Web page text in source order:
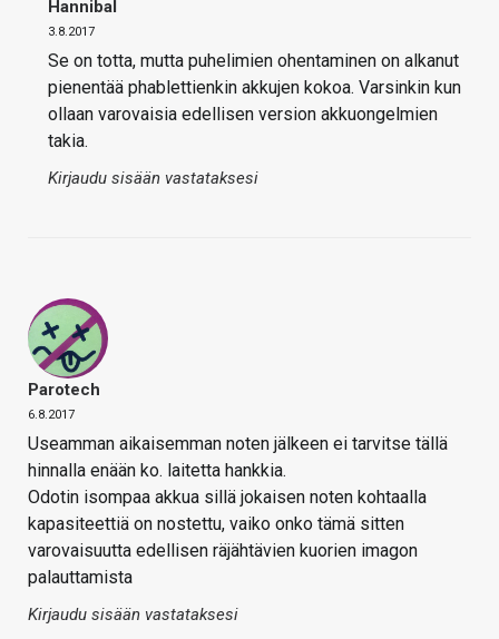
Hannibal
3.8.2017
Se on totta, mutta puhelimien ohentaminen on alkanut
pienentää phablettienkin akkujen kokoa. Varsinkin kun
ollaan varovaisia edellisen version akkuongelmien
takia.
Kirjaudu sisään vastataksesi
Parotech
6.8.2017
Useamman aikaisemman noten jälkeen ei tarvitse tällä
hinnalla enään ko. laitetta hankkia.
Odotin isompaa akkua sillä jokaisen noten kohtaalla
kapasiteettiä on nostettu, vaiko onko tämä sitten
varovaisuutta edellisen räjähtävien kuorien imagon
palauttamista
Kirjaudu sisään vastataksesi